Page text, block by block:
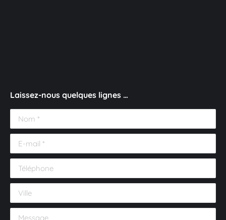
Laissez-nous quelques lignes …
Nom *
E-mail *
Téléphone
Ville
Message